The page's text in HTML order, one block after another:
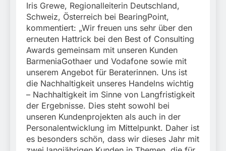
Iris Grewe, Regionalleiterin Deutschland,
Schweiz, Österreich bei BearingPoint,
kommentiert: „Wir freuen uns sehr über den
erneuten Hattrick bei den Best of Consulting
Awards gemeinsam mit unseren Kunden
BarmeniaGothaer und Vodafone sowie mit
unserem Angebot für Beraterinnen. Uns ist
die Nachhaltigkeit unseres Handelns wichtig
– Nachhaltigkeit im Sinne von Langfristigkeit
der Ergebnisse. Dies steht sowohl bei
unseren Kundenprojekten als auch in der
Personalentwicklung im Mittelpunkt. Daher ist
es besonders schön, dass wir dieses Jahr mit